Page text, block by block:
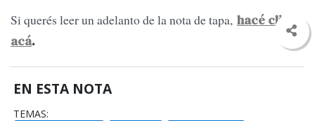
Si querés leer un adelanto de la nota de tapa, hacé click
acá.
EN ESTA NOTA
TEMAS: